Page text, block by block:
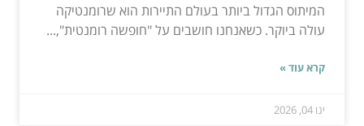
המיתוס הגדול ביותר בעולם התיירות הוא שרומנטיקה
עולה ביוקר. כשאנחנו חושבים על "חופשה רומנטית",...
קרא עוד »
ינו 04, 2026